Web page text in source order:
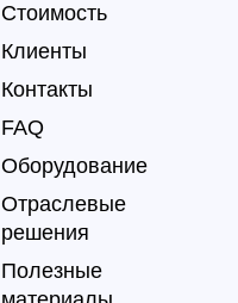
Стоимость
Клиенты
Контакты
FAQ
Оборудование
Отраслевые
решения
Полезные